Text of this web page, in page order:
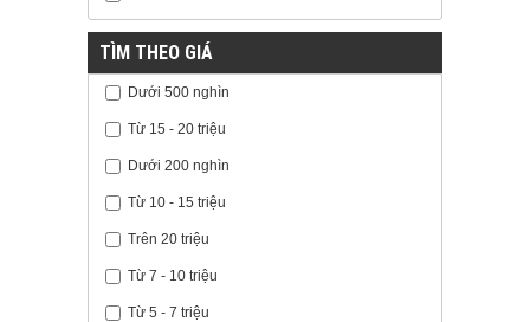
TÌM THEO GIÁ
Dưới 500 nghìn
Từ 15 - 20 triệu
Dưới 200 nghìn
Từ 10 - 15 triệu
Trên 20 triệu
Từ 7 - 10 triệu
Từ 5 - 7 triệu